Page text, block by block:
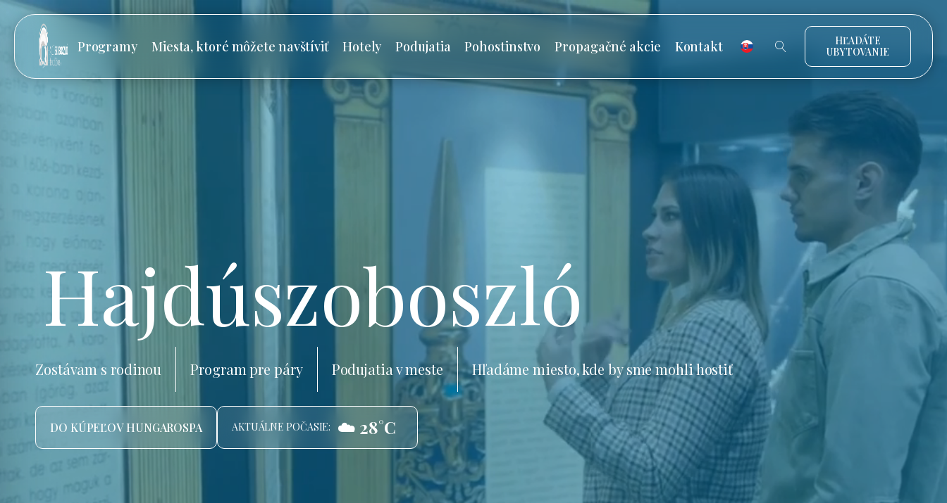
Programy Miesta, ktoré môžete navštíviť Hotely Podujatia Pohostinstvo Propagačné akcie Kontakt
HĽADÁTE
UBYTOVANIE
Hajdúszoboszló
Zostávam s rodinou Program pre páry Podujatia v meste Hľadáme miesto, kde by sme mohli hostiť
DO KÚPEĽOV HUNGAROSPA AKTUÁLNE POČASIE: ☁️ 28°C